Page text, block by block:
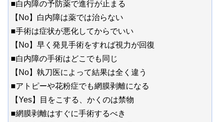
■白内障の予防薬で進行が止まる
【No】白内障は薬では治らない
■手術は症状が悪化してからでいい
【No】早く発見手術をすれば視力が回復
■白内障の手術はどこでも同じ
【No】執刀医によって結果は全く違う
■アトピーや花粉症でも網膜剥離になる
【Yes】目をこする、かくのは禁物
■網膜剥離はすぐに手術するべき